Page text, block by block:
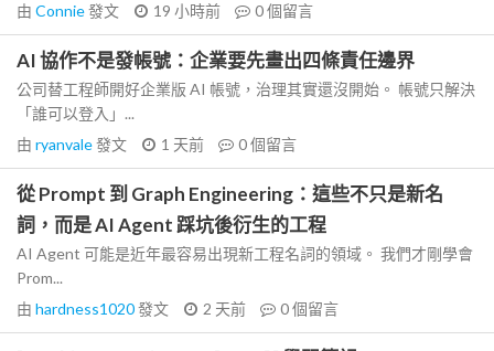
由 Connie發文 19 小時前 0個留言
AI 協作不是發帳號：企業要先畫出四條責任邊界
公司替工程師開好企業版 AI 帳號，治理其實還沒開始。 帳號只解決
「誰可以登入」...
由 ryanvale發文 1 天前 0個留言
從 Prompt 到 Graph Engineering：這些不只是新名
詞，而是 AI Agent 踩坑後衍生的工程
AI Agent 可能是近年最容易出現新工程名詞的領域。 我們才剛學會
Prom...
由 hardness1020發文 2 天前 0個留言